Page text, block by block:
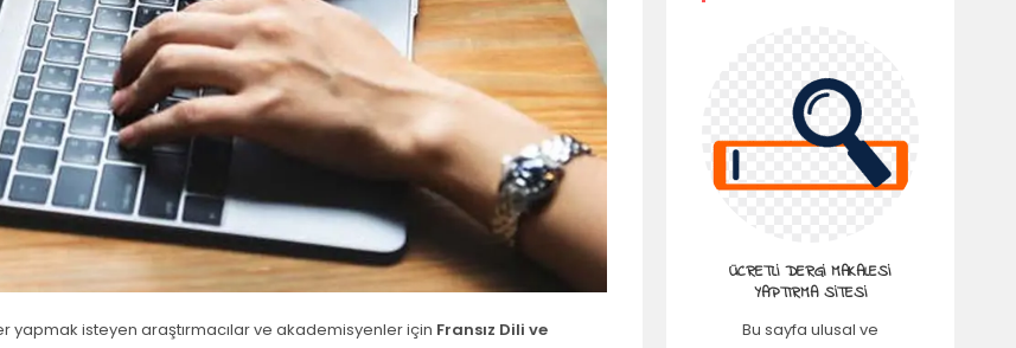
yapmak isteyen araştırmacılar ve akademisyenler için Fransız Dili ve
ÜCRETLI DERGI MAKALESI
YAPTIRMA SITESI
Bu sayfa ulusal ve